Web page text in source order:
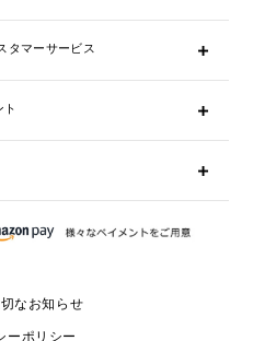
すべて
ケース・名刺入れ
カー
ェア
タマーサービス
すか？
分送ってもらえますか？
ないのですが？
なお知らせ
ーポリシー